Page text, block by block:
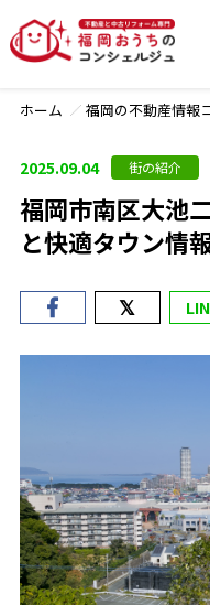
ホーム 福岡の不動産情報
2025.09.04 街の紹介
福岡市南区大池
と快適タウン情